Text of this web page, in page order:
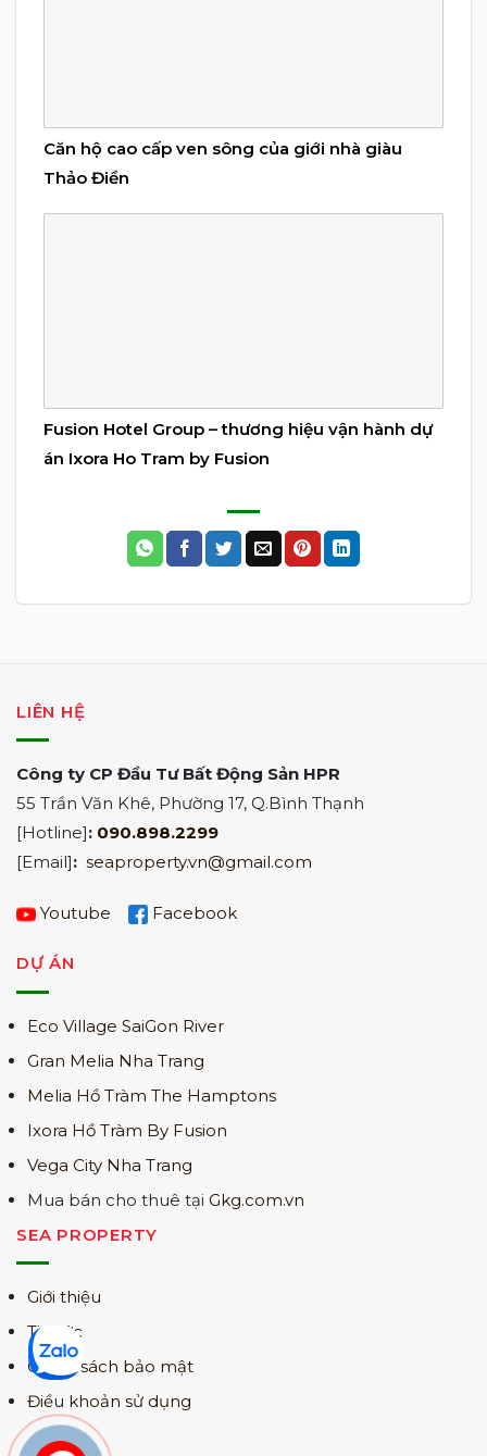
Căn hộ cao cấp ven sông của giới nhà giàu
Thảo Điền
Fusion Hotel Group – thương hiệu vận hành dự
án Ixora Ho Tram by Fusion
LIÊN HỆ
Công ty CP Đầu Tư Bất Động Sản HPR
55 Trần Văn Khê, Phường 17, Q.Bình Thạnh
[Hotline]: 090.898.2299
[Email]: seaproperty.vn@gmail.com
Youtube Facebook
DỰ ÁN
Eco Village SaiGon River
Gran Melia Nha Trang
Melia Hồ Tràm The Hamptons
Ixora Hồ Tràm By Fusion
Vega City Nha Trang
Mua bán cho thuê tại Gkg.com.vn
SEA PROPERTY
Giới thiệu
Tin tức
Chính sách bảo mật
Điều khoản sử dụng